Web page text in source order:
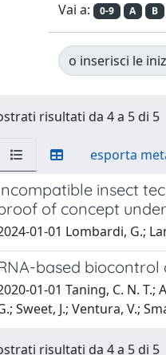
Vai a: 0-9 A B
o inserisci le
risultati da 4 a 5 di 5
esporta
insect
of concept
01-01 Lombardi, G.;
based
01-01 Taning, C. N.
Sweet, J.; Ventura, V.;
risultati da 4 a 5 di 5